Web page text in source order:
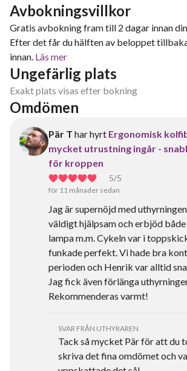
Avbokningsvillkor
Gratis avbokning fram till 2 dagar innan
Efter det får du hälften av beloppet
innan. Läs mer
Ungefärlig plats
Exakt plats visas efter bokning
Omdömen
Pär T har hyrt Ergonomisk
mycket utrustning ingår -
för kroppen
5/5
för 11 månader sedan
Jag är supernöjd med
väldigt hjälpsam och erbjöd både
lampa m.m. Cykeln var i
funkade perfekt. Vi hade bra
perioden och Henrik var alltid
Jag fick även förlänga
Rekommenderas varmt!
SVAR FRÅN UTHYRAREN
Tack så mycket Pär för att du
skriva det fina omdömet och